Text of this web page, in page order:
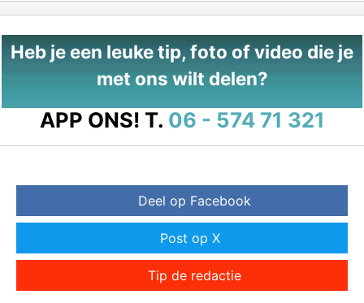
Heb je een leuke tip, foto of video die je
met ons wilt delen?
APP ONS! T. 06 - 574 71 321
Deel op Facebook
Post op X
Tip de redactie